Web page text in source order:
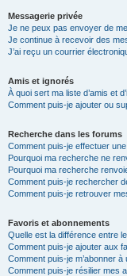
Messagerie privée
Je ne peux pas envoyer de
Je continue à recevoir des
J’ai reçu un courrier
Amis et ignorés
À quoi sert ma liste d’amis et
Comment puis-je ajouter ou
Recherche dans les forums
Comment puis-je effectuer
Pourquoi ma recherche ne
Pourquoi ma recherche
Comment puis-je rechercher
Comment puis-je retrouver
Favoris et abonnements
Quelle est la différence entre
Comment puis-je ajouter aux
Comment puis-je m’abonner
Comment puis-je résilier mes